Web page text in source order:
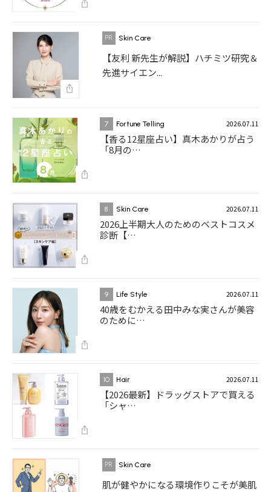
Skin Care
【友利 新先生が解説】ハチミツ研究＆
先進サイエン...
7 Fortune Telling 2026.07.11
【香る12星座占い】真木あかりが占う
「8月の…
8 Skin Care 2026.07.11
2026上半期大人のためのベストコスメ
診断【…
9 Life Style 2026.07.11
40歳をむかえる田中みな実さんが美容
のために…
10 Hair 2026.07.11
【2026最新】ドラッグストアで買える
「シャ…
Skin Care
肌が健やかになる環境作りこそが美肌